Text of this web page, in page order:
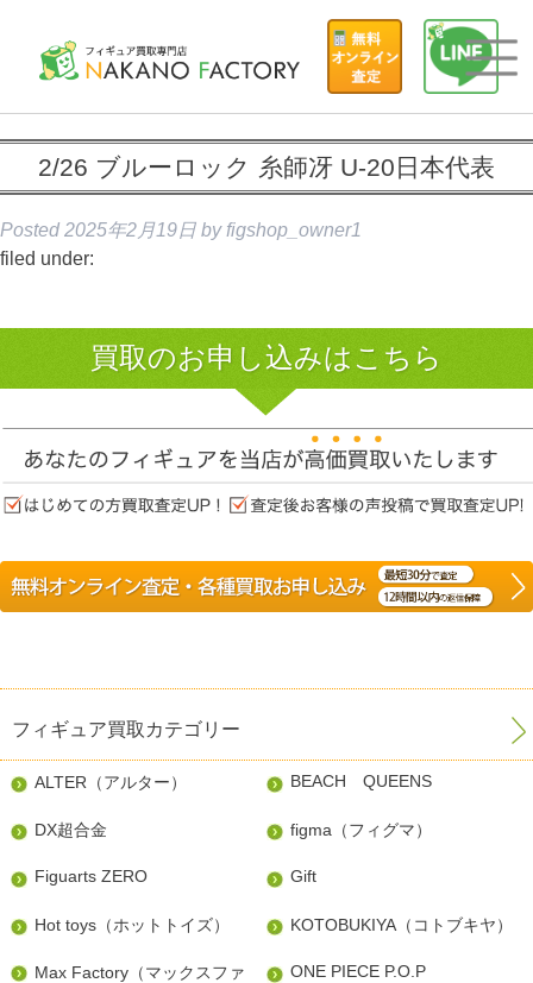
2/26 ブルーロック 糸師冴 U-20日本代表
Posted 2025年2月19日 by figshop_owner1
filed under:
買取のお申し込みはこちら
フィギュア買取カテゴリー
ALTER（アルター） BEACH QUEENS
DX超合金 figma（フィグマ）
Figuarts ZERO Gift
Hot toys（ホットトイズ） KOTOBUKIYA（コトブキヤ）
Max Factory（マックスファ
ONE PIECE P.O.P